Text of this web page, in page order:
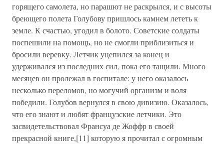
горящего самолета, но парашют не раскрылся, и с высоты
бреющего полета Голубову пришлось камнем лететь к
земле. К счастью, угодил в болото. Советские солдаты
поспешили на помощь, но не смогли приблизиться и
бросили веревку. Летчик уцепился за конец и
удерживался из последних сил, пока его тащили. Много
месяцев он пролежал в госпитале: у него оказалось
несколько переломов, но могучий организм и воля
победили. Голубов вернулся в свою дивизию. Оказалось,
что его знают и любят французские летчики. Это
засвидетельствовал Франсуа де Жоффр в своей
прекрасной книге,[11] которую я прочитал с огромным